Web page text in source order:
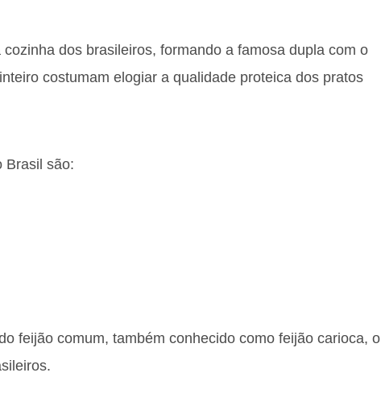
dos brasileiros, formando a famosa dupla com o
costumam elogiar a qualidade proteica dos pratos
Brasil são:
feijão comum, também conhecido como feijão carioca, o